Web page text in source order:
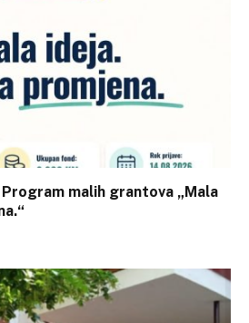
malih grantova „Mala